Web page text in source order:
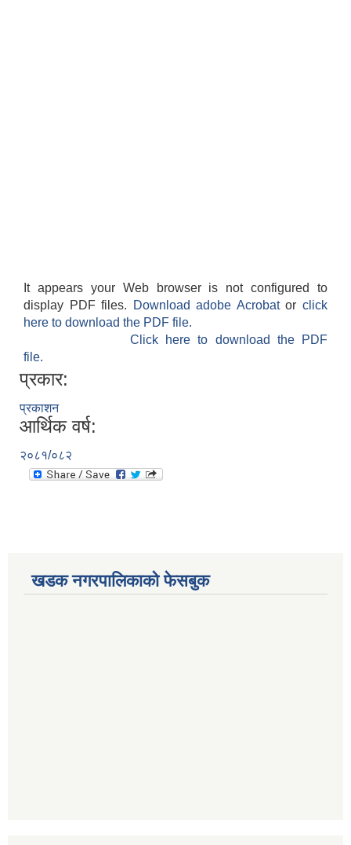
It appears your Web browser is not configured to
display PDF files.
Download adobe Acrobatorclick
here to download the PDF file.
Click here to download the PDF
file.
प्रकार:
प्रकाशन
आर्थिक वर्ष:
२०८१/०८२
खडक नगरपालिकाको फेसबुक